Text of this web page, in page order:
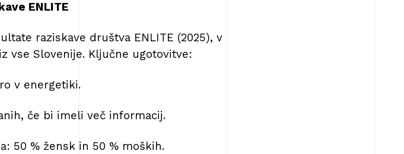
ENLITE
raziskave društva ENLITE (2025), v
vse Slovenije. Ključne ugotovitve:
v energetiki.
če bi imeli več informacij.
50 % žensk in 50 % moških.